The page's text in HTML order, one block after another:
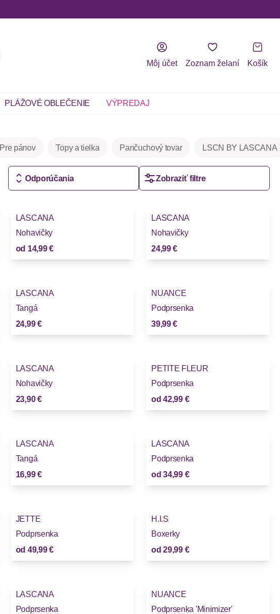
Môj účet Zoznam želaní Košík
PLÁŽOVÉ OBLEČENIE VÝPREDAJ
Pre pánov Topy a tielka Pančuchový tovar LSCN BY LASCANA
Odporúčania Zobraziť filtre
LASCANA
Nohavičky
od 14,99 €
LASCANA
Nohavičky
24,99 €
LASCANA
Tangá
24,99 €
NUANCE
Podprsenka
39,99 €
LASCANA
Nohavičky
23,90 €
PETITE FLEUR
Podprsenka
od 42,99 €
LASCANA
Tangá
16,99 €
LASCANA
Podprsenka
od 34,99 €
JETTE
Podprsenka
od 49,99 €
Novinky
H.I.S
Boxerky
od 29,99 €
LASCANA
Podprsenka
NUANCE
Podprsenka 'Minimizer'